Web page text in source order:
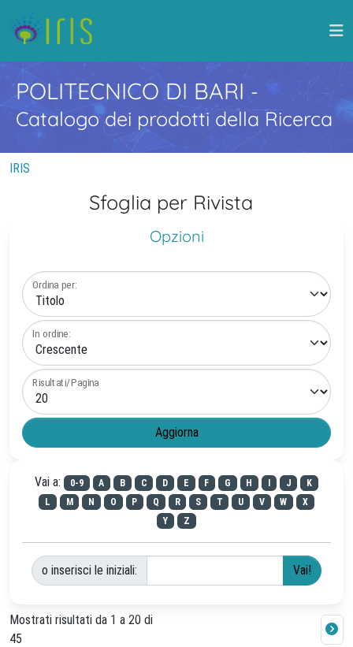
POLITECNICO DI BARI -
Catalogo dei prodotti della Ricerca
IRIS
Sfoglia per Rivista
Opzioni
Ordina per:
In ordine:
Risultati/Pagina
Vai a: 0-9 A B C D E F G H J
K
L
M N O P Q R S T U V W
X
Y
Z
o inserisci le iniziali:
Mostrati risultati da 1 a 20 di
45